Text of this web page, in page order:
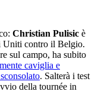
Christian Pulisic è
Uniti contro il Belgio.
sul campo, ha subito
caviglia e
. Salterà i test
della tournée in